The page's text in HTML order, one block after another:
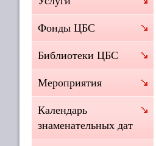
Фонды ЦБС
Библиотеки ЦБС
Мероприятия
Календарь
знаменательных дат